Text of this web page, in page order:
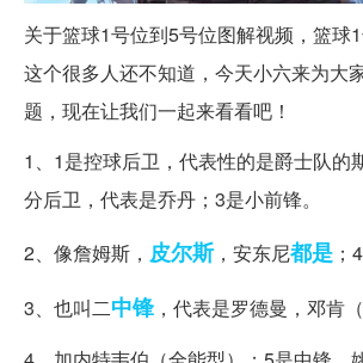
关于篮球1号位到5号位图解视频，篮球
这个很多人还不知道，今天小六来为大
题，现在让我们一起来看看吧！
1、1是控球后卫，代表性的是爵士队的
分后卫，代表是乔丹；3是小前锋。
2、像詹姆斯， 皮尔斯，安东尼都是 ；
3、也叫二中锋 ，代表是罗德曼，邓肯